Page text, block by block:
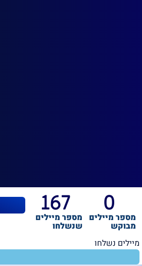
מספר מיילים
מבוקש
0
מספר מיילים
שנשלחו
167
מיילים נשלחו